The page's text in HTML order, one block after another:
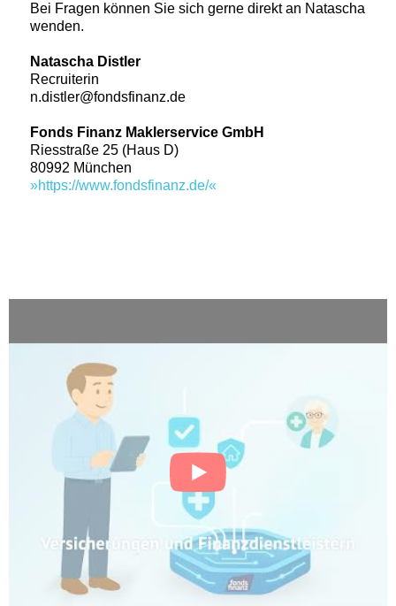
Bei Fragen können Sie sich gerne direkt an Natascha
wenden.
Natascha Distler
Recruiterin
n.distler@fondsfinanz.de
Fonds Finanz Maklerservice GmbH
Riesstraße 25 (Haus D)
80992 München
https://www.fondsfinanz.de/